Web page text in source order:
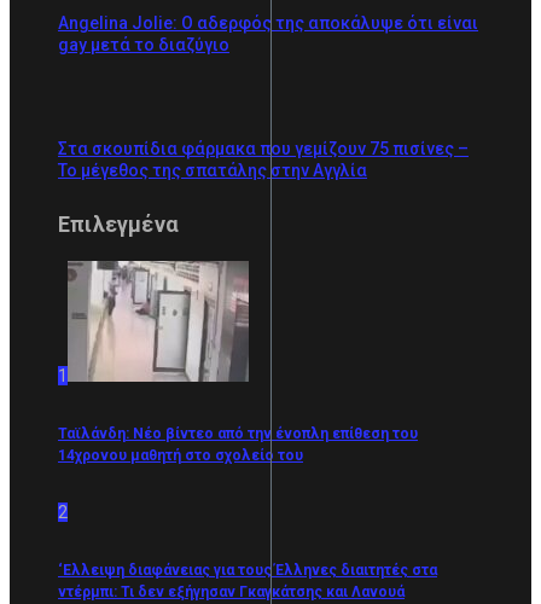
Angelina Jolie: Ο αδερφός της αποκάλυψε ότι είναι
gay μετά το διαζύγιο
Στα σκουπίδια φάρμακα που γεμίζουν 75 πισίνες –
Το μέγεθος της σπατάλης στην Αγγλία
Επιλεγμένα
1
Ταϊλάνδη: Νέο βίντεο από την ένοπλη επίθεση του
14χρονου μαθητή στο σχολείο του
2
‘Ελλειψη διαφάνειας για τους Έλληνες διαιτητές στα
ντέρμπι: Τι δεν εξήγησαν Γκαγκάτσης και Λανουά